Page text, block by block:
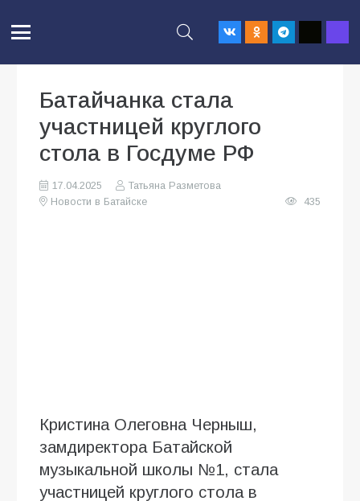
Батайчанка стала
участницей круглого
стола в Госдуме РФ
17.04.2025
Татьяна Разметова
Новости в Батайске
435
Кристина Олеговна Черныш,
замдиректора Батайской
музыкальной школы №1, стала
участницей круглого стола в